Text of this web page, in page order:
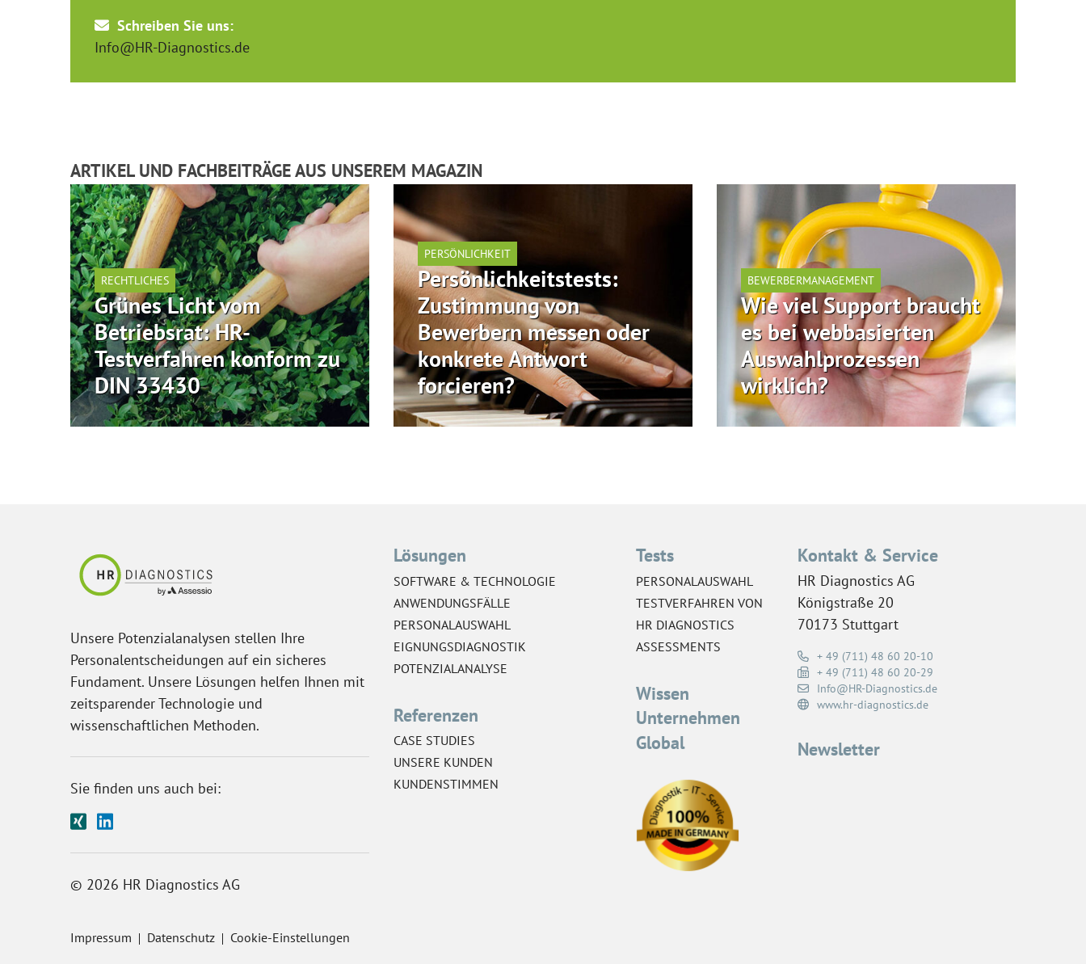
Schreiben Sie uns:
Info@HR-Diagnostics.de
ARTIKEL UND FACHBEITRÄGE AUS UNSEREM MAGAZIN
RECHTLICHES
Grünes Licht vom
Betriebsrat: HR-
Testverfahren konform zu
DIN 33430
PERSÖNLICHKEIT
Persönlichkeitstests:
Zustimmung von
Bewerbern messen oder
konkrete Antwort
forcieren?
BEWERBERMANAGEMENT
Wie viel Support braucht
es bei webbasierten
Auswahlprozessen
wirklich?
Unsere Potenzialanalysen stellen Ihre
Personalentscheidungen auf ein sicheres
Fundament. Unsere Lösungen helfen Ihnen mit
zeitsparender Technologie und
wissenschaftlichen Methoden.
Sie finden uns auch bei:
© 2026 HR Diagnostics AG
Lösungen
SOFTWARE & TECHNOLOGIE
ANWENDUNGSFÄLLE
PERSONALAUSWAHL
EIGNUNGSDIAGNOSTIK
POTENZIALANALYSE
Referenzen
CASE STUDIES
UNSERE KUNDEN
KUNDENSTIMMEN
Tests
PERSONALAUSWAHL
TESTVERFAHREN VON
HR DIAGNOSTICS
ASSESSMENTS
Wissen
Unternehmen
Global
Kontakt & Service
HR Diagnostics AG
Königstraße 20
70173 Stuttgart
+ 49 (711) 48 60 20-10
+ 49 (711) 48 60 20-29
Info@HR-Diagnostics.de
www.hr-diagnostics.de
Newsletter
Impressum Datenschutz Cookie-Einstellungen